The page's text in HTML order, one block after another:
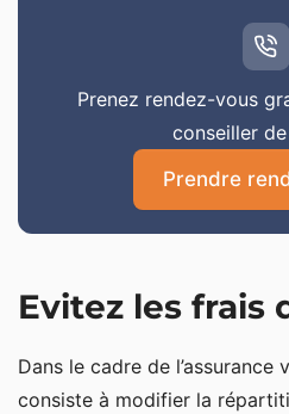
Prenez rendez-vous
conseiller
Prendre
Evitez les frais
Dans le cadre de l’assurance
consiste à modifier la